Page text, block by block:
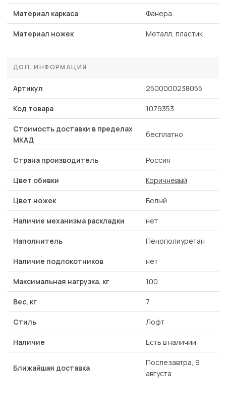
Материал каркаса Фанера
Материал ножек Металл, пластик
ДОП. ИНФОРМАЦИЯ
Артикул 2500000238055
Код товара 1079353
Стоимость доставки в пределах
МКАД
бесплатно
Страна производитель Россия
Цвет обивки Коричневый
Цвет ножек Белый
Наличие механизма раскладки нет
Наполнитель Пенополиуретан
Наличие подлокотников нет
Максимальная нагрузка, кг 100
Вес, кг 7
Стиль Лофт
Наличие Есть в наличии
Ближайшая доставка
Послезавтра, 9
августа